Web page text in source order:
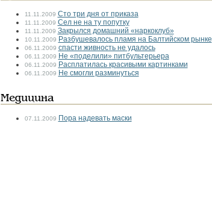
11.11.2009 Сто три дня от приказа
11.11.2009 Сел не на ту попутку
11.11.2009 Закрылся домашний «наркоклуб»
10.11.2009 Разбушевалось пламя на Балтийском рынке
06.11.2009 спасти живность не удалось
06.11.2009 Не «поделили» питбультерьера
06.11.2009 Расплатилась красивыми картинками
06.11.2009 Не смогли разминуться
Медицина
07.11.2009 Пора надевать маски